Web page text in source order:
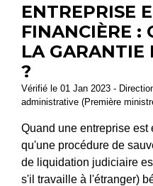
ENTREPRISE
FINANCIÈRE :
LA GARANTIE
?
Vérifié le 01 Jan 2023 -
administrative (Première
Quand une entreprise
qu'une procédure de
de liquidation judiciaire
s'il travaille à l'étranger)